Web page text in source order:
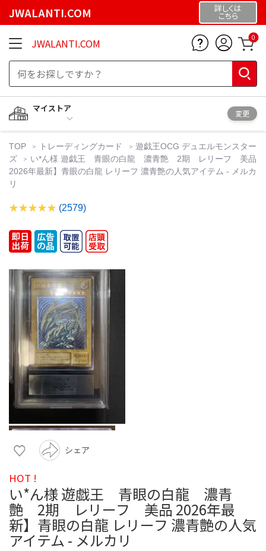
JWALANTI.COM 詳しくは
こちら
JWALANTI.COM 0
マイストア
変更
TOP トレーディングカード
遊戯王OCG デュエルモンスター
ズ
い*ん様 遊戯王 青眼の白龍 濃青艶 2期 レリーフ 美品
2026年最新】青眼の白龍 レリーフ 濃青艶の人気アイテム - メルカ
リ
(2579)
シェア
HOT !
い*ん様 遊戯王 青眼の白龍 濃青
艶 2期 レリーフ 美品 2026年最
新】青眼の白龍 レリーフ 濃青艶の人気
アイテム - メルカリ